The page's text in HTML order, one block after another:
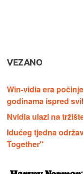
VEZANO
Win-vidia era
godinama ispred
Nvidia ulazi na
Idućeg tjedna
Together"